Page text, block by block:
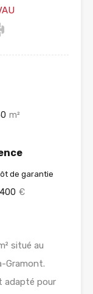
m²
de garantie
€
situé au
Gramont.
adapté pour